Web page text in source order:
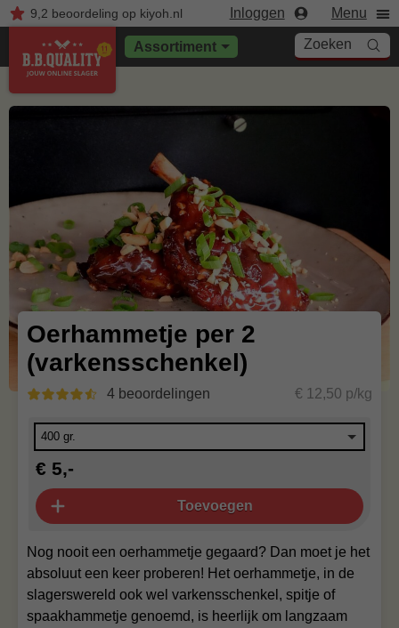
9,2 beoordelingop kiyoh.nl Inloggen Menu
Assortiment Zoeken
Oerhammetje per 2
(varkensschenkel)
4 beoordelingen € 12,50 p/kg
Nog nooit een oerhammetje gegaard? Dan moet je het
absoluut een keer proberen! Het oerhammetje, in de
slagerswereld ook wel varkensschenkel, spitje of
spaakhammetje genoemd, is heerlijk om langzaam
€ 5,-
Toevoegen